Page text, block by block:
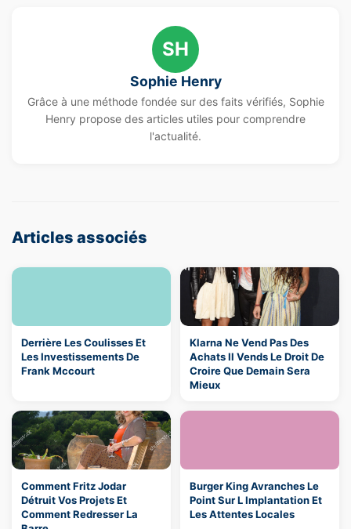
SH
Sophie Henry
Grâce à une méthode fondée sur des faits vérifiés, Sophie
Henry propose des articles utiles pour comprendre
l'actualité.
Articles associés
Derrière Les Coulisses Et
Les Investissements De
Frank Mccourt
Klarna Ne Vend Pas Des
Achats Il Vends Le Droit De
Croire Que Demain Sera
Mieux
Comment Fritz Jodar
Détruit Vos Projets Et
Comment Redresser La
Burger King Avranches Le
Point Sur L Implantation Et
Les Attentes Locales